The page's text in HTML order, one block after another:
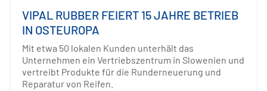
VIPAL RUBBER FEIERT 15 JAHRE BETRIEB
IN OSTEUROPA
Mit etwa 50 lokalen Kunden unterhält das
Unternehmen ein Vertriebszentrum in Slowenien und
vertreibt Produkte für die Runderneuerung und
Reparatur von Reifen.